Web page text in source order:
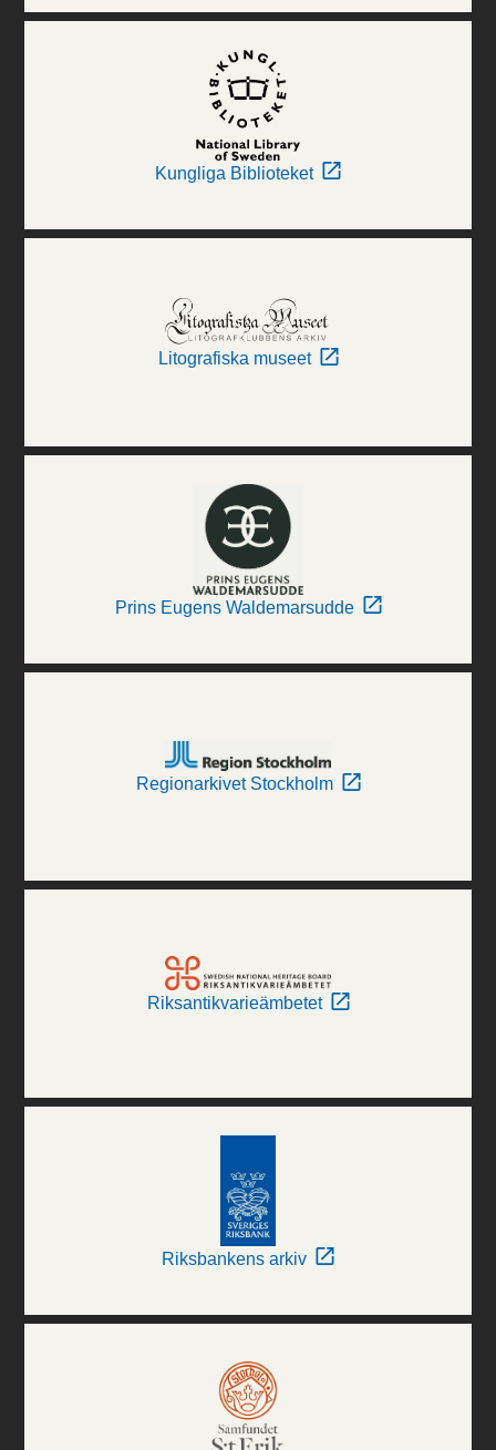
Kungliga Biblioteket
Litografiska museet
Prins Eugens Waldemarsudde
Regionarkivet Stockholm
Riksantikvarieämbetet
Riksbankens arkiv